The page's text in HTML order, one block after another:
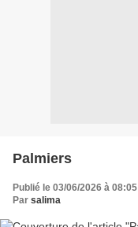
Palmiers
Publié le 03/06/2026 à 08:05
Par salima